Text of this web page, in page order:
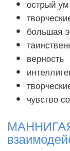
острый ум
большая
верность
чувство